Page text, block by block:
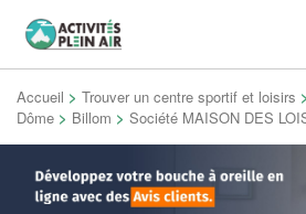
Accueil > Trouver un centre sportif et loisirs >
Dôme > Billom > Société MAISON DES